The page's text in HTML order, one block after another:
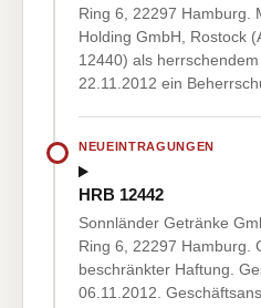
Ring 6, 22297 Hamburg.
Holding GmbH, Rostock
12440) als
22.11.2012 ein
NEUEINTRAGUNGEN
HRB 12442
Sonnländer Getränke
Ring 6, 22297 Hamburg.
beschränkter Haftung.
06.11.2012.